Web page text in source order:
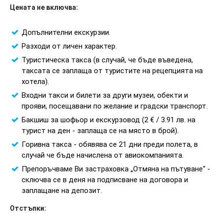
Цената не включва:
Допълнителни екскурзии.
Разходи от личен характер.
Туристическа такса (в случай, че бъде въведена,
таксата се заплаща от туристите на рецепцията на
хотела).
Входни такси и билети за други музеи, обекти и
прояви, посещавани по желание и градски транспорт.
Бакшиш за шофьор и екскурзовод (2 € / 3.91 лв. на
турист на ден - заплаща се на място в брой).
Горивна такса - обявява се 21 дни преди полета, в
случай че бъде начислена от авиокомпанията.
Препоръчваме Ви застраховка „Отмяна на пътуване“ -
сключва се в деня на подписване на договора и
заплащане на депозит.
Отстъпки: